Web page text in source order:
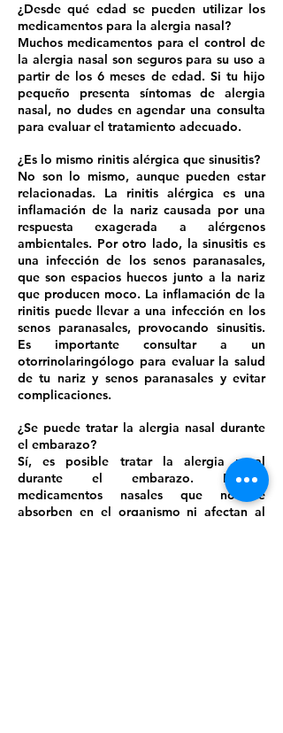
¿Desde qué edad se pueden utilizar los
medicamentos para la alergia nasal?
Muchos medicamentos para el control de
la alergia nasal son seguros para su uso a
partir de los 6 meses de edad. Si tu hijo
pequeño presenta síntomas de alergia
nasal, no dudes en agendar una consulta
para evaluar el tratamiento adecuado.
¿Es lo mismo rinitis alérgica que sinusitis?
No son lo mismo, aunque pueden estar
relacionadas. La rinitis alérgica es una
inflamación de la nariz causada por una
respuesta exagerada a alérgenos
ambientales. Por otro lado, la sinusitis es
una infección de los senos paranasales,
que son espacios huecos junto a la nariz
que producen moco. La inflamación de la
rinitis puede llevar a una infección en los
senos paranasales, provocando sinusitis.
Es importante consultar a un
otorrinolaringólogo para evaluar la salud
de tu nariz y senos paranasales y evitar
complicaciones.
¿Se puede tratar la alergia nasal durante
el embarazo?
Sí, es posible tratar la alergia nasal
durante el embarazo. Existen
medicamentos nasales que no se
absorben en el organismo ni afectan al